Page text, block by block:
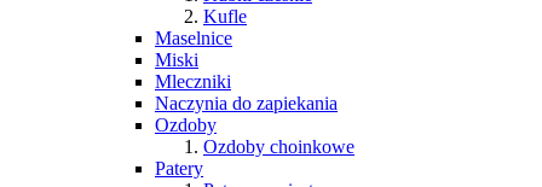
Kufle
Maselnice
Miski
Mleczniki
Naczynia do zapiekania
Ozdoby
Ozdoby choinkowe
Patery